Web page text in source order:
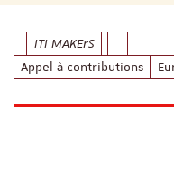
ITI MAKErS
Appel à contributions